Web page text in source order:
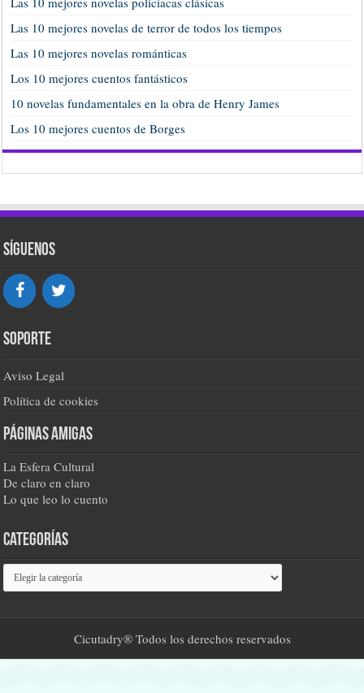
Las 10 mejores novelas de terror de todos los tiempos
Las 10 mejores novelas románticas
Los 10 mejores cuentos fantásticos
10 novelas fundamentales en la obra de Henry James
Los 10 mejores cuentos de Borges
Síguenos
Soporte
Aviso Legal
Política de cookies
Páginas amigas
La Esfera Cultural
De claro en claro
Lo que leo lo cuento
Categorías
Categorías
Cicutadry® Todos los derechos reservados